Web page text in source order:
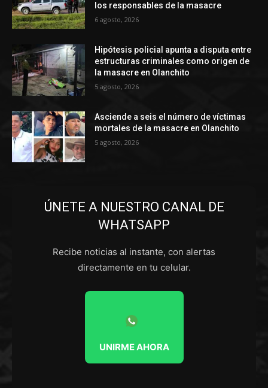
los responsables de la masacre
6 agosto, 2026
Hipótesis policial apunta a disputa entre
estructuras criminales como origen de
la masacre en Olanchito
5 agosto, 2026
Asciende a seis el número de víctimas
mortales de la masacre en Olanchito
5 agosto, 2026
ÚNETE A NUESTRO CANAL DE
WHATSAPP
Recibe noticias al instante, con alertas
directamente en tu celular.
UNIRME AHORA